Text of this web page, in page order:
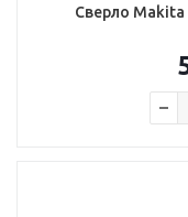
Сверло